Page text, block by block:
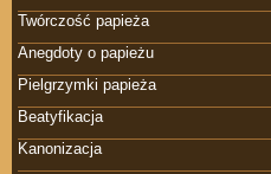
Twórczość papieża
Anegdoty o papieżu
Pielgrzymki papieża
Beatyfikacja
Kanonizacja